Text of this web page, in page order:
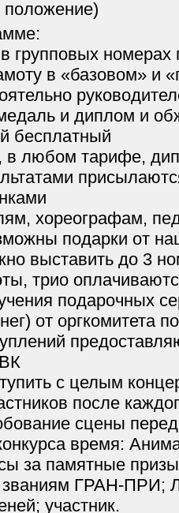
положение)
групповых
в «базовом»
и диплом и
бесплатный
в любом тарифе,
хореографам,
подарки от
выставить до 3
трио
подарочных
от оргкомитета
с целым
после
сцены
время:
за памятные
ГРАН-ПРИ;
участник.